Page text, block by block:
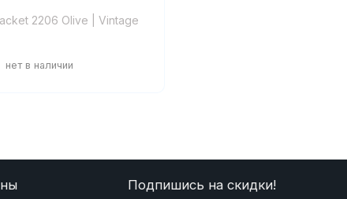
2206 Olive | Vintage
Подпишись на скидки!